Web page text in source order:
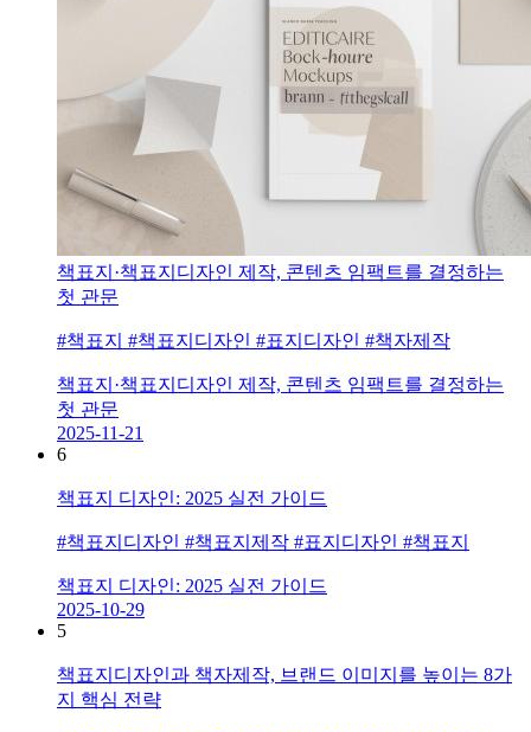
책표지·책표지디자인 제작, 콘텐츠 임팩트를 결정하는
첫 관문
#책표지 #책표지디자인 #표지디자인 #책자제작
책표지·책표지디자인 제작, 콘텐츠 임팩트를 결정하는
첫 관문
2025-11-21
6
책표지 디자인: 2025 실전 가이드
#책표지디자인 #책표지제작 #표지디자인 #책표지
책표지 디자인: 2025 실전 가이드
2025-10-29
5
책표지디자인과 책자제작, 브랜드 이미지를 높이는 8가
지 핵심 전략